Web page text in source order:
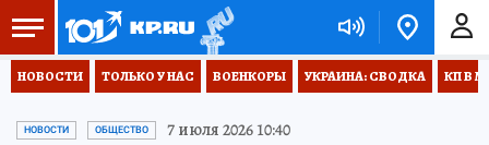
НОВОСТИ ТОЛЬКО У НАС ВОЕНКОРЫ УКРАИНА: СВОДКА КП В
НОВОСТИ ОБЩЕСТВО 7 июля 2026 10:40